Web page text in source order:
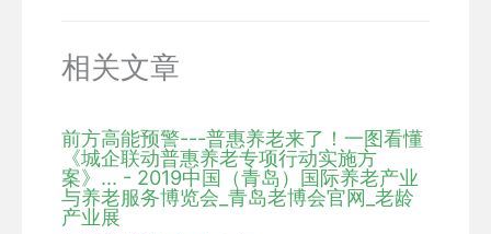
相关文章
前方高能预警---普惠养老来了！一图看懂
《城企联动普惠养老专项行动实施方
案》... - 2019中国（青岛）国际养老产业
与养老服务博览会_青岛老博会官网_老龄
产业展